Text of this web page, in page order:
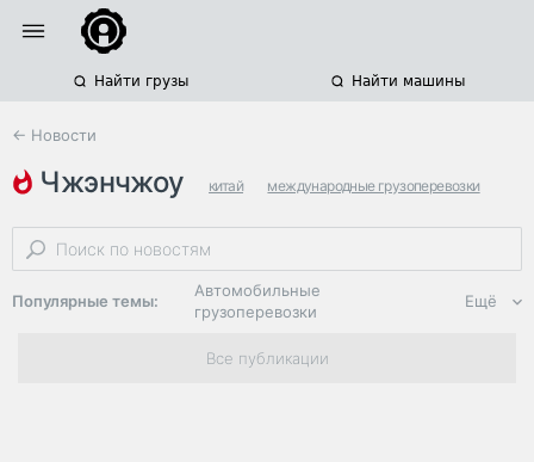
Найти грузы Найти машины
← Новости
чжэнчжоу китай международные грузоперевозки
хэнань
Популярные темы:
Автомобильные
грузоперевозки
Региональная
логистика
Ещё
Все публикации